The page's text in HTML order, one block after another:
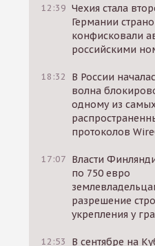
12:39 Чехия стала
Германии
конфисковали
российскими
18:32
В России
волна
одному из
протоколов
17:07 Власти
по 750 евро
разрешение
укрепления у
12:53
В сентябре на